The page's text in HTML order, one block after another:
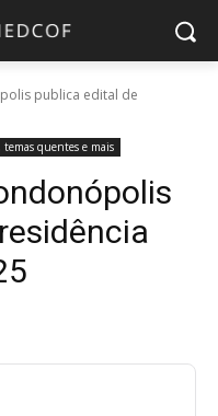
publica edital de
temas quentes e mais